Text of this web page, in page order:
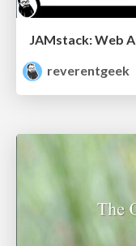
reverentgeek